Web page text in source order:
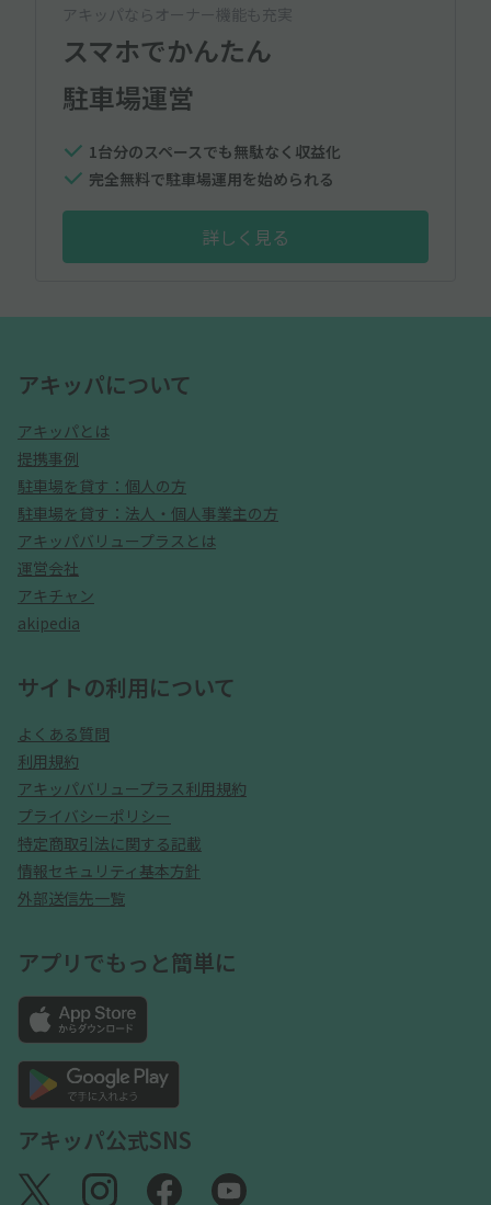
アキッパならオーナー機能も充実
スマホでかんたん
駐車場運営
1台分のスペースでも無駄なく収益化
完全無料で駐車場運用を始められる
詳しく見る
アキッパについて
アキッパとは
提携事例
駐車場を貸す：個人の方
駐車場を貸す：法人・個人事業主の方
アキッパバリュープラスとは
運営会社
アキチャン
akipedia
サイトの利用について
よくある質問
利用規約
アキッパバリュープラス利用規約
プライバシーポリシー
特定商取引法に関する記載
情報セキュリティ基本方針
外部送信先一覧
アプリでもっと簡単に
アキッパ公式SNS